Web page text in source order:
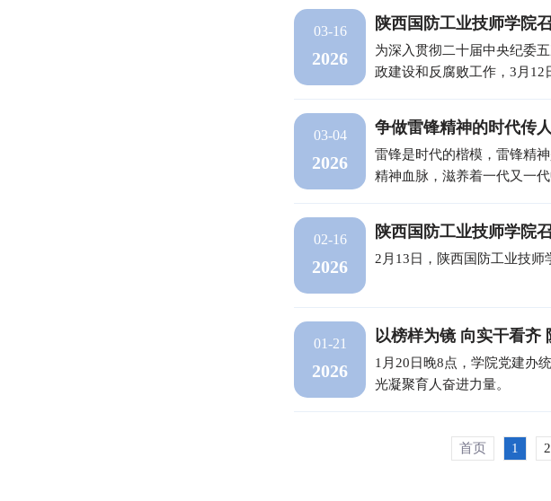
03-16
2026
陕西国防工业技师学院
为深入贯彻二十届中央纪委
政建设和反腐败工作，3月
03-04
2026
争做雷锋精神的时代传人
雷锋是时代的楷模，雷锋精
精神血脉，滋养着一代又一
02-16
2026
陕西国防工业技师学院
2月13日，陕西国防工业技师
01-21
2026
以榜样为镜 向实干看齐
1月20日晚8点，学院党建办
光凝聚育人奋进力量。
首页 1 2